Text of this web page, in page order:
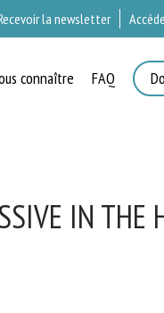
la newsletter
connaître FAQ
IN THE